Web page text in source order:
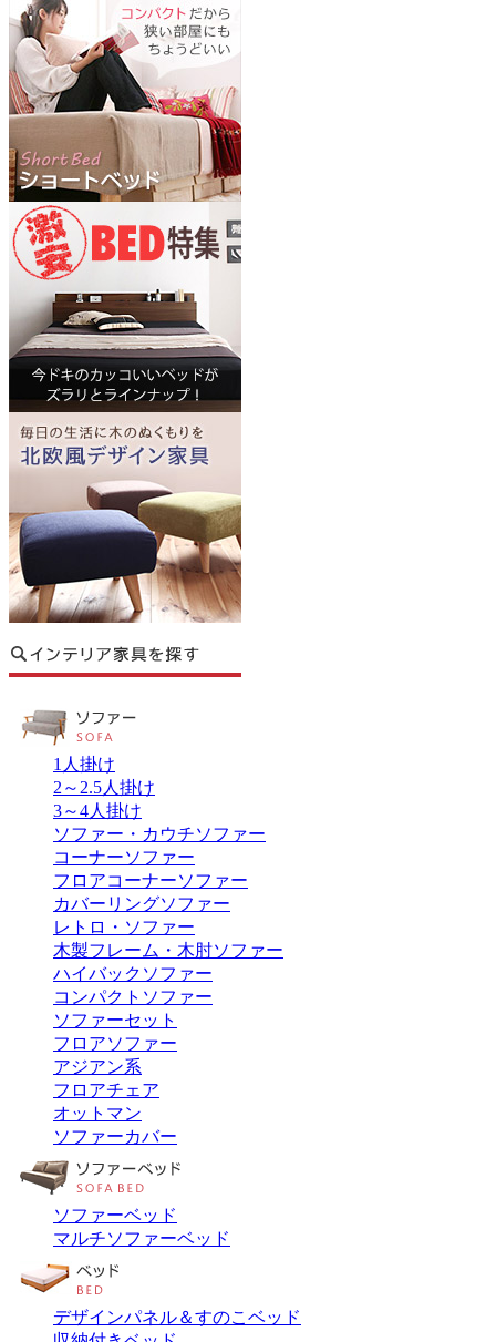
1人掛け
2～2.5人掛け
3～4人掛け
ソファー・カウチソファー
コーナーソファー
フロアコーナーソファー
カバーリングソファー
レトロ・ソファー
木製フレーム・木肘ソファー
ハイバックソファー
コンパクトソファー
ソファーセット
フロアソファー
アジアン系
フロアチェア
オットマン
ソファーカバー
ソファーベッド
マルチソファーベッド
デザインパネル＆すのこベッド